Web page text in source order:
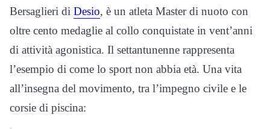
Bersaglieri di Desio, è un atleta Master di nuoto con
oltre cento medaglie al collo conquistate in vent’anni
di attività agonistica. Il settantunenne rappresenta
l’esempio di come lo sport non abbia età. Una vita
all’insegna del movimento, tra l’impegno civile e le
corsie di piscina: